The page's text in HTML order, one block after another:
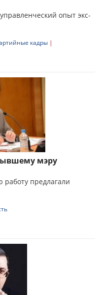
опыт экс-
кадры |
мэру
работу предлагали